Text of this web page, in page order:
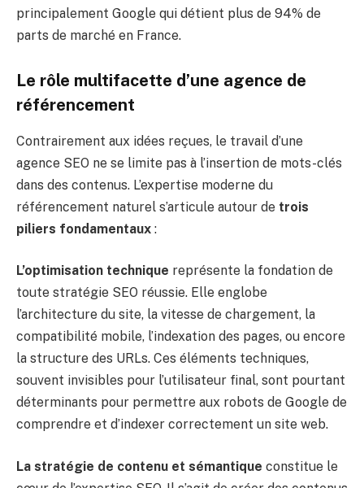
principalement Google qui détient plus de 94% de
parts de marché en France.
Le rôle multifacette d’une agence de
référencement
Contrairement aux idées reçues, le travail d’une
agence SEO ne se limite pas à l’insertion de mots-clés
dans des contenus. L’expertise moderne du
référencement naturel s’articule autour de trois
piliers fondamentaux :
L’optimisation technique représente la fondation de
toute stratégie SEO réussie. Elle englobe
l’architecture du site, la vitesse de chargement, la
compatibilité mobile, l’indexation des pages, ou encore
la structure des URLs. Ces éléments techniques,
souvent invisibles pour l’utilisateur final, sont pourtant
déterminants pour permettre aux robots de Google de
comprendre et d’indexer correctement un site web.
La stratégie de contenu et sémantique constitue le